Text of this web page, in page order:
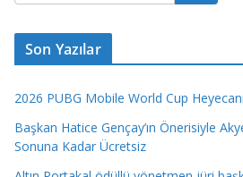
Son Yazılar
2026 PUBG Mobile World Cup
Başkan Hatice Gençay’ın Önerisiyle
Sonuna Kadar Ücretsiz